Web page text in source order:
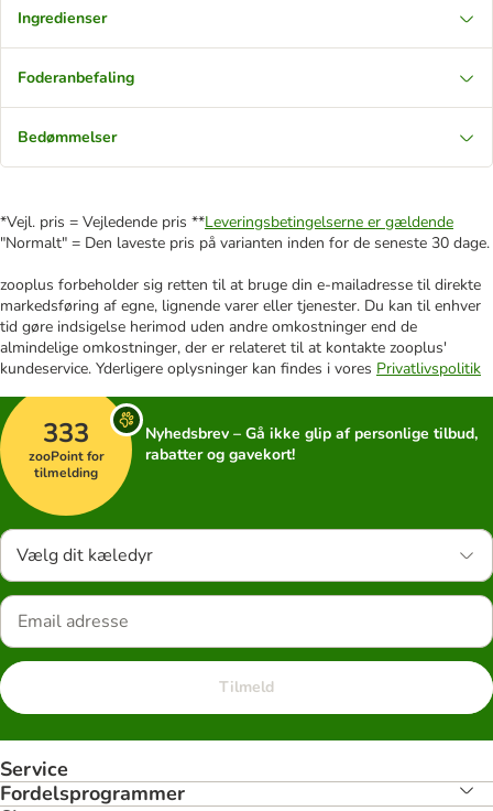
Ingredienser
Foderanbefaling
Bedømmelser
*Vejl. pris = Vejledende pris **Leveringsbetingelserne er gældende
"Normalt" = Den laveste pris på varianten inden for de seneste 30 dage.
zooplus forbeholder sig retten til at bruge din e-mailadresse til direkte
markedsføring af egne, lignende varer eller tjenester. Du kan til enhver
tid gøre indsigelse herimod uden andre omkostninger end de
almindelige omkostninger, der er relateret til at kontakte zooplus'
kundeservice. Yderligere oplysninger kan findes i vores Privatlivspolitik
333
zooPoint for
tilmelding
Nyhedsbrev – Gå ikke glip af personlige tilbud,
rabatter og gavekort!
Vælg dit kæledyr
Tilmeld
Service
Fordelsprogrammer